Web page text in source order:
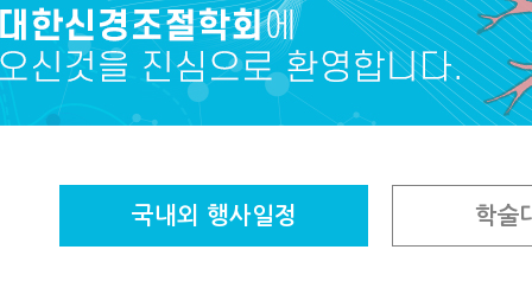
국내외 행사일정 학술